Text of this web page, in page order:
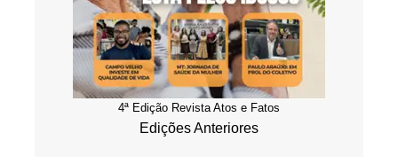
4ª Edição Revista Atos e Fatos
Edições Anteriores